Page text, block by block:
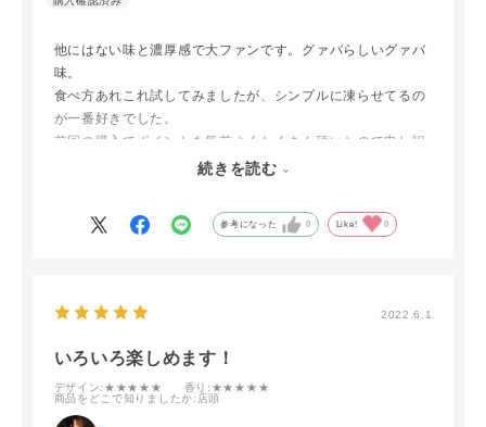
他にはない味と濃厚感で大ファンです。グァバらしいグァバ
味。
食べ方あれこれ試してみましたが、シンプルに凍らせてるの
が一番好きでした。
前回の購入でポイントを気前よくたくさん頂いたので申し訳
ないくらいお安く買ってしまいました。ありがとうございま
続きを読む
参考になった 0 Like! 0
2022.6.1
いろいろ楽しめます！
デザイン:★★★★★ 香り :★★★★★
商品をどこで知りましたか:店頭